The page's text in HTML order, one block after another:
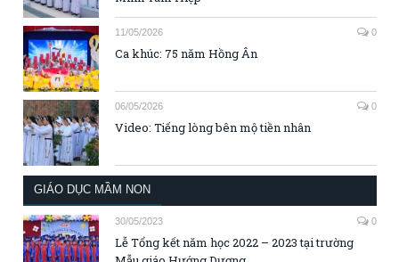
11/05/2026 0
Ca khúc: 75 năm Hồng Ân
06/05/2026 0
Video: Tiếng lòng bên mộ tiền nhân
GIÁO DỤC MẦM NON
30/05/2023 0
Lễ Tổng kết năm học 2022 – 2023 tại trường